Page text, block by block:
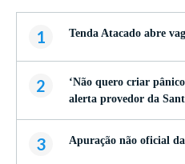
1 Tenda Atacado abre
2
‘Não quero criar
alerta provedor da
3 Apuração não oficial